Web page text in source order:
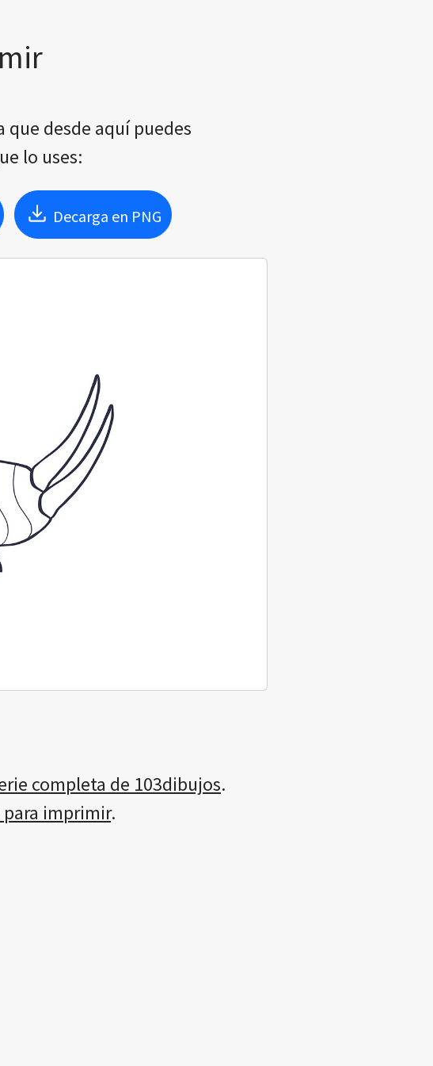
desde aquí puedes
lo uses:
Decarga en PNG
completa de 103dibujos.
para imprimir.